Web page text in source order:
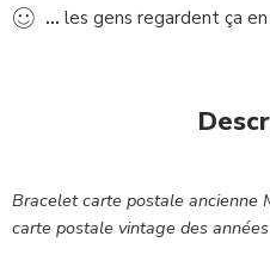
... les gens regardent ça
Bracelet carte postale ancienne
carte postale vintage des